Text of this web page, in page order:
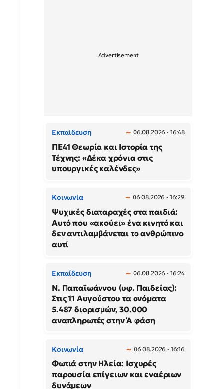
Εκπαίδευση 06.08.2026 - 16:48
ΠΕ41 Θεωρία και Ιστορία της
Τέχνης: «Δέκα χρόνια στις
υπουργικές καλένδες»
Κοινωνία 06.08.2026 - 16:29
Ψυχικές διαταραχές στα παιδιά:
Αυτό που «ακούει» ένα κινητό και
δεν αντιλαμβάνεται το ανθρώπινο
αυτί
Εκπαίδευση 06.08.2026 - 16:24
N. Παπαϊωάννου (υφ. Παιδείας):
Στις 11 Αυγούστου τα ονόματα
5.487 διορισμών, 30.000
αναπληρωτές στην Ά φάση
Κοινωνία 06.08.2026 - 16:16
Φωτιά στην Ηλεία: Ισχυρές
παρουσία επίγειων και εναέριων
δυνάμεων